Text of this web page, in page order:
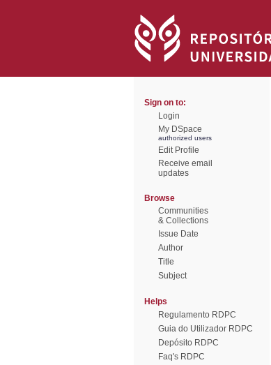
Sign on to:
Login
My DSpace
authorized users
Edit Profile
Receive email
updates
Browse
Communities
& Collections
Issue Date
Author
Title
Subject
Helps
Regulamento RDPC
Guia do Utilizador RDPC
Depósito RDPC
Faq's RDPC